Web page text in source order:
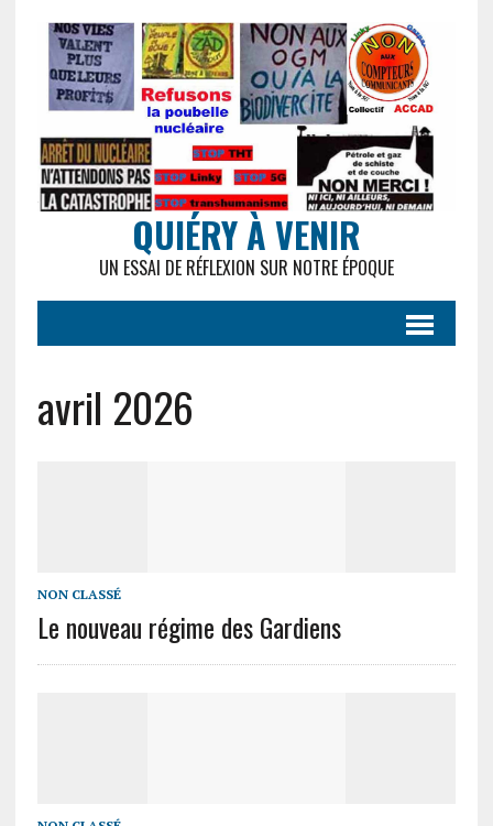
QUIÉRY À VENIR
UN ESSAI DE RÉFLEXION SUR NOTRE ÉPOQUE
avril 2026
NON CLASSÉ
Le nouveau régime des Gardiens